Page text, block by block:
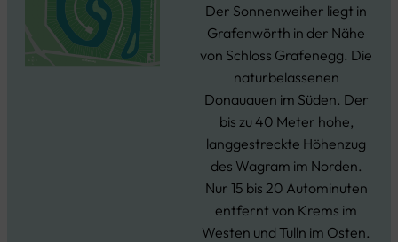
Der Sonnenweiher liegt in
Grafenwörth in der Nähe
von Schloss Grafenegg. Die
naturbelassenen
Donauauen im Süden. Der
bis zu 40 Meter hohe,
langgestreckte Höhenzug
des Wagram im Norden.
Nur 15 bis 20 Autominuten
entfernt von Krems im
Westen und Tulln im Osten.